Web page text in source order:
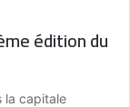
édition du
la capitale